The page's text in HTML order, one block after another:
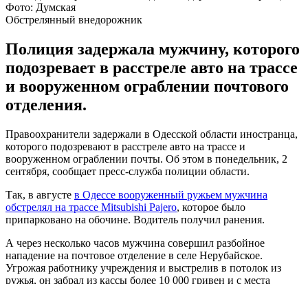
Фото: Думская
Обстрелянный внедорожник
Полиция задержала мужчину, которого
подозревает в расстреле авто на трассе
и вооруженном ограблении почтового
отделения.
Правоохранители задержали в Одесской области иностранца,
которого подозревают в расстреле авто на трассе и
вооруженном ограблении почты. Об этом в понедельник, 2
сентября, сообщает пресс-служба полиции области.
Так, в августе в Одессе вооруженный ружьем мужчина
обстрелял на трассе Mitsubishi Pajero, которое было
припарковано на обочине. Водитель получил ранения.
А через несколько часов мужчина совершил разбойное
нападение на почтовое отделение в селе Нерубайское.
Угрожая работнику учреждения и выстрелив в потолок из
ружья, он забрал из кассы более 10 000 гривен и с места